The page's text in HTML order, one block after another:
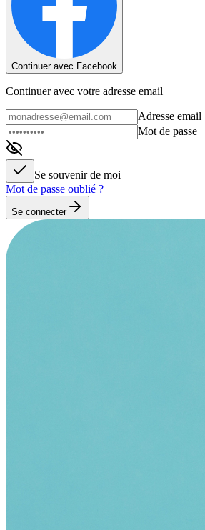
Continuer avec Facebook
Continuer avec votre adresse email
Adresse email
Mot de passe
Se souvenir de moi
Mot de passe oublié ?
Se connecter